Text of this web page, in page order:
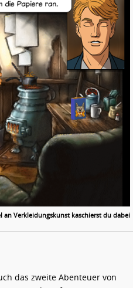
an Verkleidungskunst kaschierst du dabei
das zweite Abenteuer von